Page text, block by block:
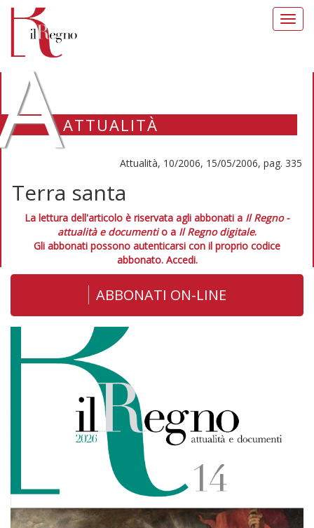
ATTUALITÀ
Attualità, 10/2006, 15/05/2006, pag. 335
Terra santa
La lettura dell'articolo è riservata agli abbonati a Il Regno -
attualità e documentio a Il Regno digitale.
Gli abbonati possono autenticarsi con il proprio codice
abbonato. Accedi.
ABBONATI ON-LINE